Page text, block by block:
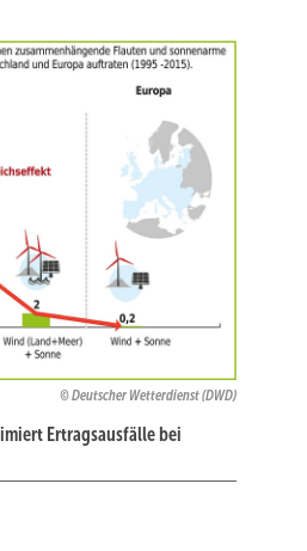
Deutscher Wetterdienst (DWD)
Ertragsausfälle bei